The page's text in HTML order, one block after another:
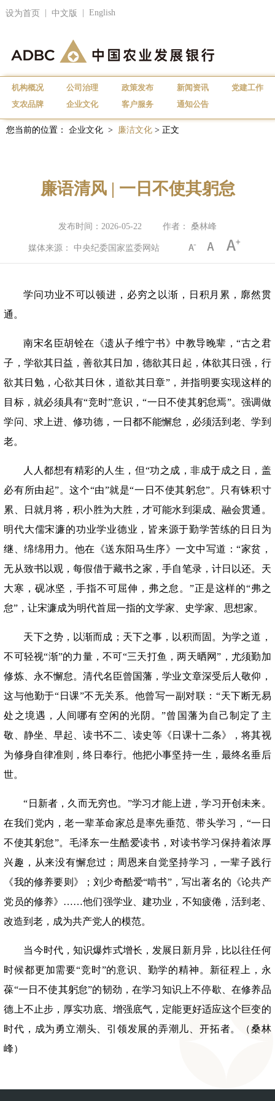
设为首页 中文版 English
机构概况 公司治理 政策发布 新闻资讯
党建工作
支农品牌
企业文化 客户服务 通知公告
您当前的位置： 企业文化 > 廉洁文化 > 正文
廉语清风 | 一日不使其躬怠
发布时间：2026-05-22 作者： 桑林峰
媒体来源： 中央纪委国家监委网站
学问功业不可以顿进，必穷之以渐，日积月累，廓然贯
通。
南宋名臣胡铨在《遗从子维宁书》中教导晚辈，“古之君
子，学欲其日益，善欲其日加，德欲其日起，体欲其日强，行
欲其日勉，心欲其日休，道欲其日章”，并指明要实现这样的
目标，就必须具有“竞时”意识，“一日不使其躬怠焉”。强调做
学问、求上进、修功德，一日都不能懈怠，必须活到老、学到
老。
人人都想有精彩的人生，但“功之成，非成于成之日，盖
必有所由起”。这个“由”就是“一日不使其躬怠”。只有铢积寸
累、日就月将，积小胜为大胜，才可能水到渠成、融会贯通。
明代大儒宋濂的功业学业德业，皆来源于勤学苦练的日日为
继、绵绵用力。他在《送东阳马生序》一文中写道：“家贫，
无从致书以观，每假借于藏书之家，手自笔录，计日以还。天
大寒，砚冰坚，手指不可屈伸，弗之怠。”正是这样的“弗之
怠”，让宋濂成为明代首屈一指的文学家、史学家、思想家。
天下之势，以渐而成；天下之事，以积而固。为学之道，
不可轻视“渐”的力量，不可“三天打鱼，两天晒网”，尤须勤加
修炼、永不懈怠。清代名臣曾国藩，学业文章深受后人敬仰，
这与他勤于“日课”不无关系。他曾写一副对联：“天下断无易
处之境遇，人间哪有空闲的光阴。”曾国藩为自己制定了主
敬、静坐、早起、读书不二、读史等《日课十二条》，将其视
为修身自律准则，终日奉行。他把小事坚持一生，最终名垂后
世。
“日新者，久而无穷也。”学习才能上进，学习开创未来。
在我们党内，老一辈革命家总是率先垂范、带头学习，“一日
不使其躬怠”。毛泽东一生酷爱读书，对读书学习保持着浓厚
兴趣，从来没有懈怠过；周恩来自觉坚持学习，一辈子践行
《我的修养要则》；刘少奇酷爱“啃书”，写出著名的《论共产
党员的修养》……他们强学业、建功业，不知疲倦，活到老、
改造到老，成为共产党人的模范。
当今时代，知识爆炸式增长，发展日新月异，比以往任何
时候都更加需要“竞时”的意识、勤学的精神。新征程上，永
葆“一日不使其躬怠”的韧劲，在学习知识上不停歇、在修养品
德上不止步，厚实功底、增强底气，定能更好适应这个巨变的
时代，成为勇立潮头、引领发展的弄潮儿、开拓者。（桑林
峰）